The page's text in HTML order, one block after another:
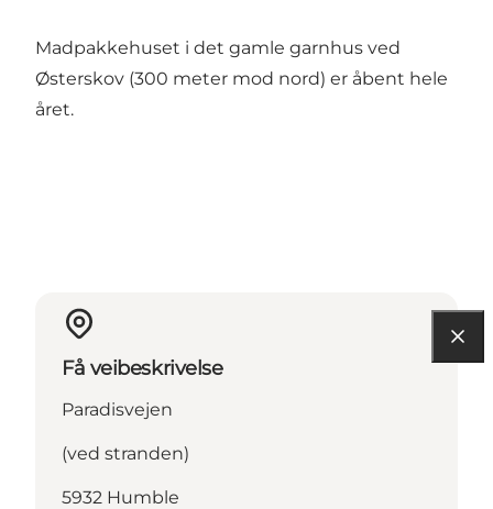
Madpakkehuset i det gamle garnhus ved
Østerskov (300 meter mod nord) er åbent hele
året.
Få veibeskrivelse
Paradisvejen
(ved stranden)
5932 Humble